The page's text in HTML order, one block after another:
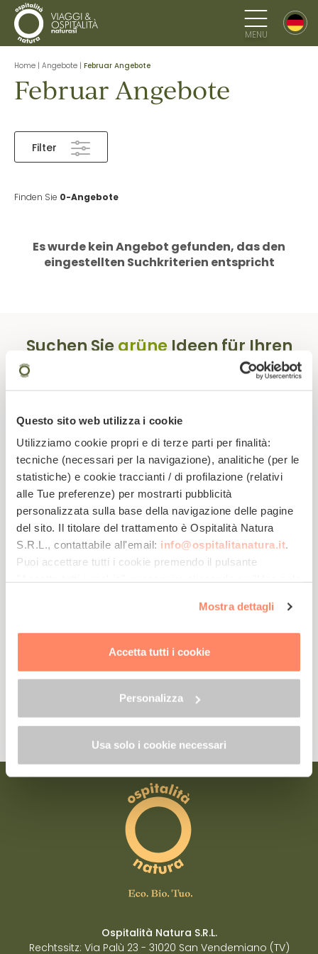
Questo sito web utilizza i cookie
Utilizziamo cookie propri e di terze parti per finalità:
tecniche (necessari per la navigazione), analitiche (per le
statistiche) e cookie traccianti / di profilazione (relativi
alle Tue preferenze) per mostrarti pubblicità
personalizzata sulla base della navigazione delle pagine
del sito. Il titolare del trattamento è Ospitalità Natura
S.R.L., contattabile all'email: info@ospitalitanatura.it.
Puoi accettare tutti i cookie premendo il pulsante
clic su "Personalizza". Al fine di revocare il consenso
prestato e visualizzare le informazioni complete sul
trattamento dei dati clicca qui:"gestione cookie"
cookie.
Mostra dettagli
Accetta tutti i cookie
Personalizza
Usa solo i cookie necessari
MENU
Home | Angebote | Februar Angebote
Februar Angebote
Filter
Finden Sie 0-Angebote
Es wurde kein Angebot gefunden, das den
eingestellten Suchkriterien entspricht
Suchen SiegrüneIdeen für Ihren
Abonnieren Sie unsere Newsletter!
Werden Sie Teil
Gemeinschaft
Lassen Sie sich
von exklusiven
Angeboten
Erhalten Sie Tipps
nachhaltigen
Ja, ich möchte mich anmelden.
Ospitalità Natura S.R.L.
Rechtssitz: Via Palù 23 - 31020 San Vendemiano (TV)